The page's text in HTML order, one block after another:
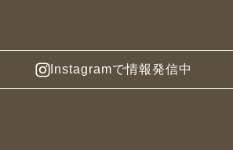
Instagramで情報発信中